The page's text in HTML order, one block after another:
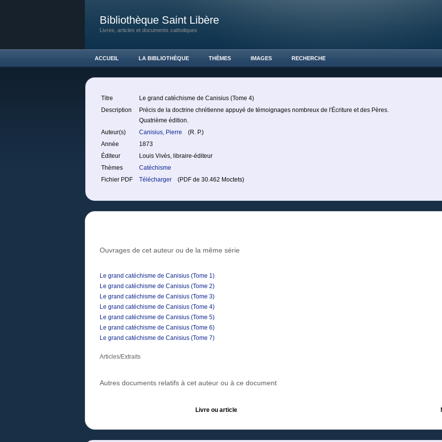
Bibliothèque Saint Libère
Livres, articles et documents catholiques
ACCUEIL LA BIBLIOTHÈQUE THÈMES IMAGES RECHERCHE
Titre
Le grand catéchisme de Canisius (Tome 4)
Description
Précis de la doctrine chrétienne appuyé de témoignages nombreux de l'Écriture et des Pères.
Quatrième édition.
Auteur(s)
Canisius, Pierre
(R. P.)
Année
1873
Éditeur
Louis Vivès, libraire-éditeur
Thèmes
Catéchisme
Fichier PDF
Télécharger (PDF de 30.462 Moctets)
Ouvrages de cet auteur ou de la même série
Le grand catéchisme de Canisius (Tome 1)
Le grand catéchisme de Canisius (Tome 2)
Le grand catéchisme de Canisius (Tome 3)
Le grand catéchisme de Canisius (Tome 4)
Le grand catéchisme de Canisius (Tome 5)
Le grand catéchisme de Canisius (Tome 6)
Le grand catéchisme de Canisius (Tome 7)
Articles/Extraits
Autres documents relatifs à cet auteur ou à ce document
Livre ou article